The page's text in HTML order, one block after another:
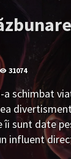
GL
FILME
BL
31074
a schimbat
îi sunt date
influent